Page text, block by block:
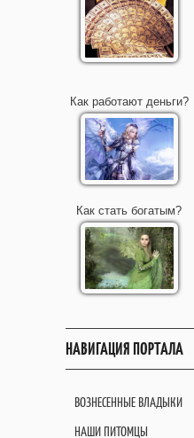
Как работают деньги?
Как стать богатым?
НАВИГАЦИЯ ПОРТАЛА
ВОЗНЕСЕННЫЕ ВЛАДЫКИ
НАШИ ПИТОМЦЫ